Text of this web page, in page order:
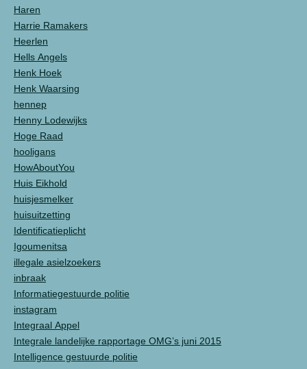
Haren
Harrie Ramakers
Heerlen
Hells Angels
Henk Hoek
Henk Waarsing
hennep
Henny Lodewijks
Hoge Raad
hooligans
HowAboutYou
Huis Eikhold
huisjesmelker
huisuitzetting
Identificatieplicht
Igoumenitsa
illegale asielzoekers
inbraak
Informatiegestuurde politie
instagram
Integraal Appel
Integrale landelijke rapportage OMG’s juni 2015
Intelligence gestuurde politie